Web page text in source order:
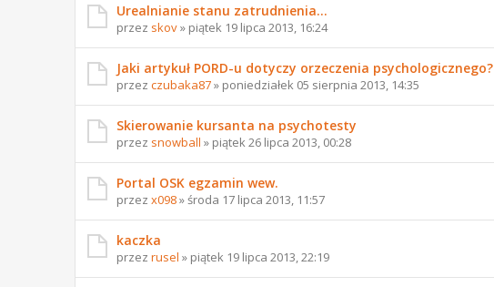
Urealnianie stanu zatrudnienia...
przez skov» piątek 19 lipca 2013, 16:24
Jaki artykuł PORD-u dotyczy orzeczenia psychologicznego?
przez czubaka87» poniedziałek 05 sierpnia 2013, 14:35
Skierowanie kursanta na psychotesty
przez snowball » piątek 26 lipca 2013, 00:28
Portal OSK egzamin wew.
przez x098» środa 17 lipca 2013, 11:57
kaczka
przez rusel » piątek 19 lipca 2013, 22:19